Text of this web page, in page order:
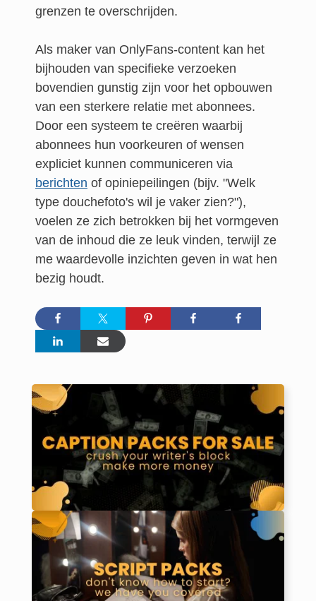
grenzen te overschrijden.
Als maker van OnlyFans-content kan het
bijhouden van specifieke verzoeken
bovendien gunstig zijn voor het opbouwen
van een sterkere relatie met abonnees.
Door een systeem te creëren waarbij
abonnees hun voorkeuren of wensen
expliciet kunnen communiceren via
berichten of opiniepeilingen (bijv. "Welk
type douchefoto's wil je vaker zien?"),
voelen ze zich betrokken bij het vormgeven
van de inhoud die ze leuk vinden, terwijl ze
me waardevolle inzichten geven in wat hen
bezig houdt.